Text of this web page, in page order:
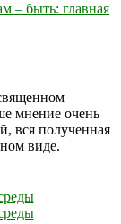
– быть: главная
мнение очень
вся полученная
виде.